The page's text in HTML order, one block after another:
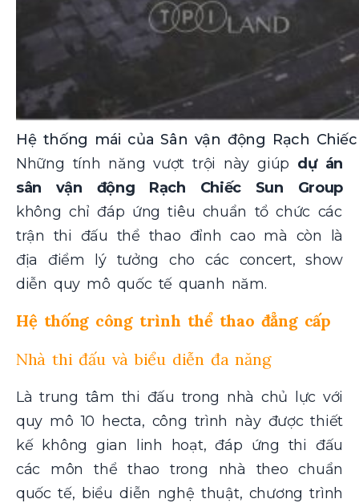
Hệ thống mái của Sân vận động Rạch
Những tính năng vượt trội này giúp dự án
sân vận động Rạch Chiếc Sun Group
không chỉ đáp ứng tiêu chuẩn tổ chức các
trận thi đấu thể thao đỉnh cao mà còn là
địa điểm lý tưởng cho các concert, show
diễn quy mô quốc tế quanh năm.
Hệ thống công trình thể thao đẳng cấp
Nhà thi đấu và biểu diễn đa năng
Là trung tâm thi đấu trong nhà chủ lực với
quy mô 10 hecta, công trình này được thiết
kế không gian linh hoạt, đáp ứng thi đấu
các môn thể thao trong nhà theo chuẩn
quốc tế, biểu diễn nghệ thuật, chương trình